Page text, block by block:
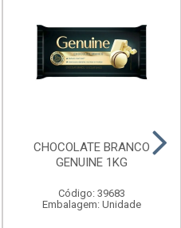
CHOCOLATE BRANCO
GENUINE 1KG
Código: 39683
Embalagem: Unidade